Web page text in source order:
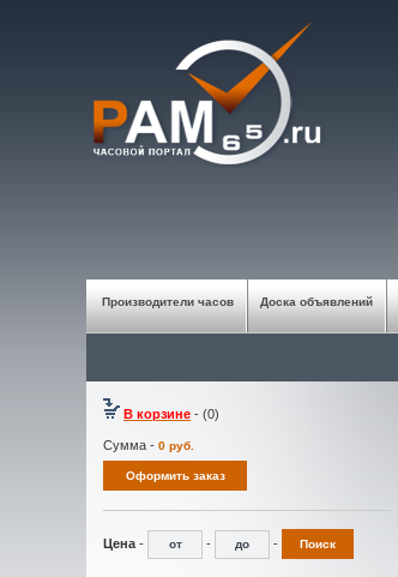
Производители часов Доска объявлений
В корзине - (0)
Сумма - 0 руб.
Цена - - -